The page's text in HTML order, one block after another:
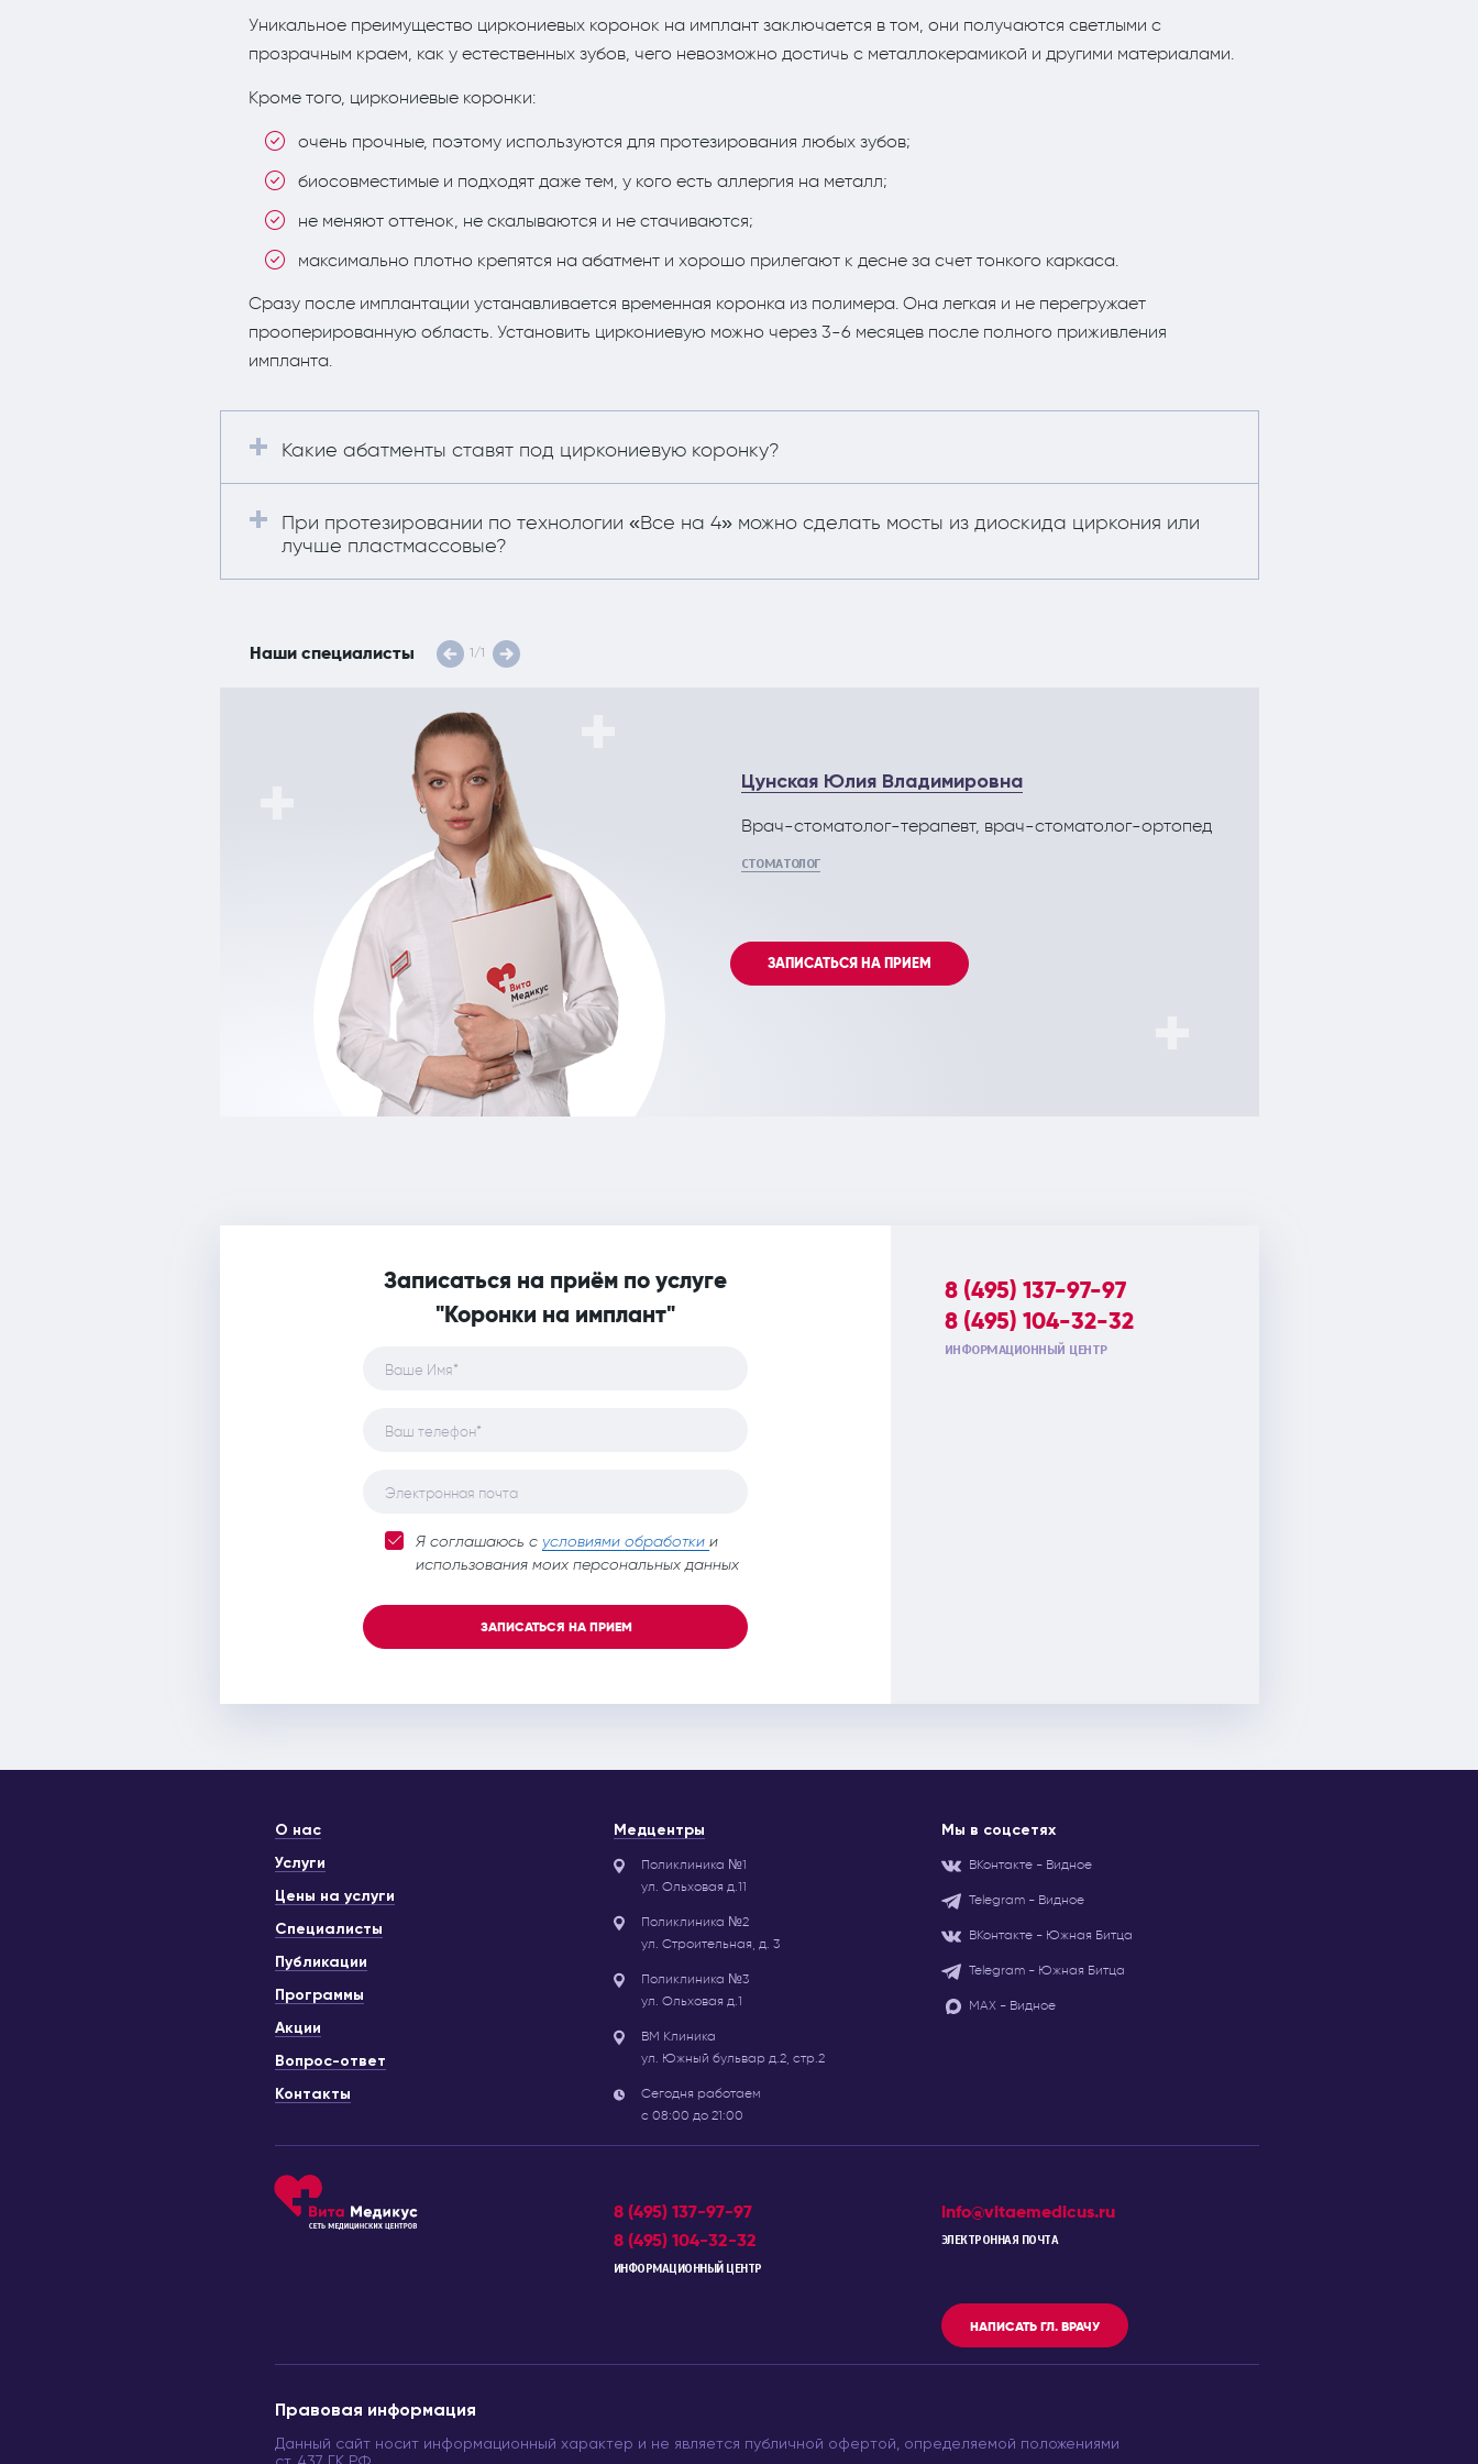
Уникальное преимущество циркониевых коронок на имплант заключается в том, они получаются светлыми с
прозрачным краем, как у естественных зубов, чего невозможно достичь с металлокерамикой и другими материалами.
Кроме того, циркониевые коронки:
очень прочные, поэтому используются для протезирования любых зубов;
биосовместимые и подходят даже тем, у кого есть аллергия на металл;
не меняют оттенок, не скалываются и не стачиваются;
максимально плотно крепятся на абатмент и хорошо прилегают к десне за счет тонкого каркаса.
Сразу после имплантации устанавливается временная коронка из полимера. Она легкая и не перегружает
прооперированную область. Установить циркониевую можно через 3-6 месяцев после полного приживления
импланта.
Какие абатменты ставят под циркониевую коронку?
При протезировании по технологии «Все на 4» можно сделать мосты из диоскида циркония или
лучше пластмассовые?
Наши специалисты 1 /1
Цунская Юлия Владимировна
Врач-стоматолог-терапевт, врач-стоматолог-ортопед
СТОМАТОЛОГ
ЗАПИСАТЬСЯ НА ПРИЕМ
Записаться на приём по услуге
"Коронки на имплант"
Ваше Имя*
Ваш телефон*
Электронная почта
Я соглашаюсь с условиями обработки и
использования моих персональных данных
ЗАПИСАТЬСЯ НА ПРИЕМ
8 (495) 137-97-97
8 (495) 104-32-32
ИНФОРМАЦИОННЫЙ ЦЕНТР
О нас
Услуги
Цены на услуги
Специалисты
Публикации
Программы
Акции
Вопрос-ответ
Контакты
Медцентры
Поликлиника №1
ул. Ольховая д.11
Поликлиника №2
ул. Строительная, д. 3
Поликлиника №3
ул. Ольховая д.1
ВМ Клиника
ул. Южный бульвар д.2, стр.2
Сегодня работаем
с 08:00 до 21:00
Мы в соцсетях
ВКонтакте - Видное
Telegram - Видное
ВКонтакте - Южная Битца
Telegram - Южная Битца
МАХ - Видное
info@vitaemedicus.ru
ЭЛЕКТРОННАЯ ПОЧТА
8 (495) 137-97-97
8 (495) 104-32-32
ИНФОРМАЦИОННЫЙ ЦЕНТР
НАПИСАТЬ ГЛ. ВРАЧУ
Правовая информация
Данный сайт носит информационный характер и не является публичной офертой, определяемой положениями